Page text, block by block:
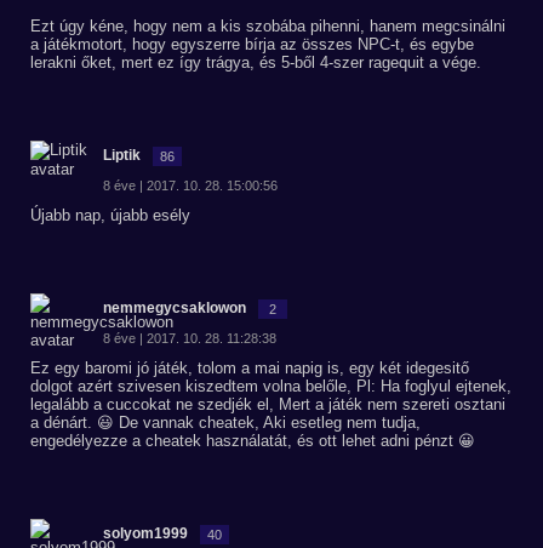
Ezt úgy kéne, hogy nem a kis szobába pihenni, hanem megcsinálni
a játékmotort, hogy egyszerre bírja az összes NPC-t, és egybe
lerakni őket, mert ez így trágya, és 5-ből 4-szer ragequit a vége.
Liptik 86
8 éve | 2017. 10. 28. 15:00:56
Újabb nap, újabb esély
nemmegycsaklowon 2
8 éve | 2017. 10. 28. 11:28:38
Ez egy baromi jó játék, tolom a mai napig is, egy két idegesitő
dolgot azért szivesen kiszedtem volna belőle, Pl: Ha foglyul ejtenek,
legalább a cuccokat ne szedjék el, Mert a játék nem szereti osztani
a dénárt. 😃 De vannak cheatek, Aki esetleg nem tudja,
engedélyezze a cheatek használatát, és ott lehet adni pénzt 😀
solyom1999 40